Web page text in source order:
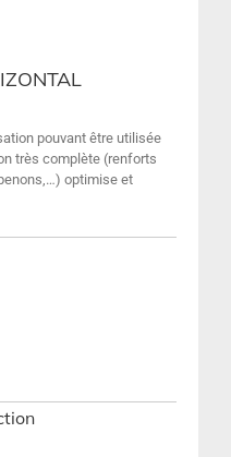
pouvant être utilisée
très complète (renforts
optimise et